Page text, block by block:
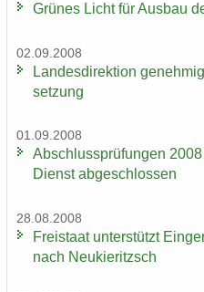
Grü­nes Licht für Aus­bau
02.09.2008
Lan­des­di­rek­ti­on
set­zung
01.09.2008
Ab­schluss­prü­fun­gen
Dienst ab­ge­schlos­sen
28.08.2008
Frei­staat un­ter­stützt
nach Neu­kie­ritzsch